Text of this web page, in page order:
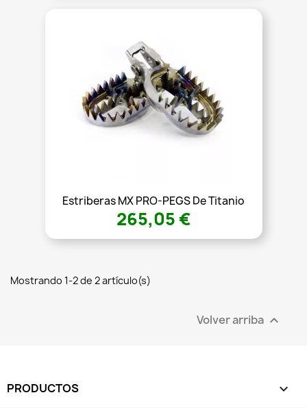
Estriberas MX PRO-PEGS De Titanio
265,05 €
Mostrando 1-2 de 2 artículo(s)
Volver arriba 
PRODUCTOS 